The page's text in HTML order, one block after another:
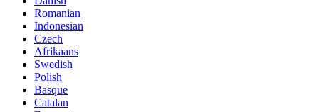
Romanian
Indonesian
Czech
Afrikaans
Swedish
Polish
Basque
Catalan